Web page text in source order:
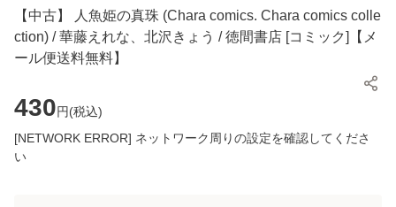
【中古】 人魚姫の真珠 (Chara comics. Chara comics colle
ction) / 華藤えれな、北沢きょう / 徳間書店 [コミック]【メ
ール便送料無料】
430円(税込)
[NETWORK ERROR] ネットワーク周りの設定を確認してくださ
い